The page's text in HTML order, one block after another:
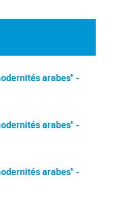
arabes" -
arabes" -
arabes" -